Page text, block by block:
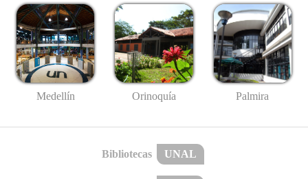
Medellín Orinoquía Palmira
Bibliotecas UNAL